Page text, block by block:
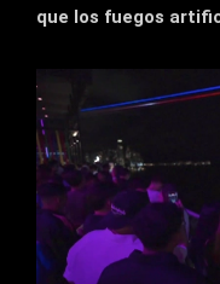
que los fuegos